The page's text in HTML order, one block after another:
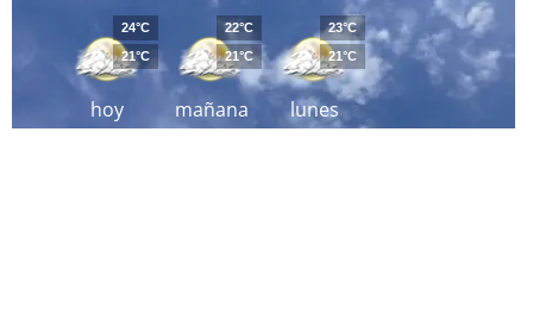
hoy
24°C
21°C
mañana
22°C
21°C
lunes
23°C
21°C